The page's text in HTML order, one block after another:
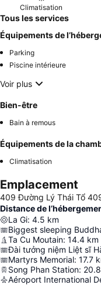
Climatisation
Tous les services
Équipements de
Parking
Piscine intérieure
Voir plus
Bien-être
Bain à remous
Équipements de la
Climatisation
Emplacement
409 Đường Lý Thái Tổ
Distance de
La Gi: 4.5 km
Biggest sleeping
Ta Cu Moutain: 14.4 km
Đài tưởng niệm Liệt sĩ
Martyrs Memorial: 17.7
Song Phan Station: 20.8
Aéroport International